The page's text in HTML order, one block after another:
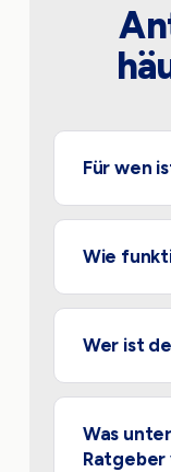
Für wen
Wie
Wer ist
Was
Ratgeber